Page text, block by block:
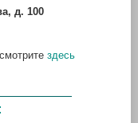
д. 100
здесь